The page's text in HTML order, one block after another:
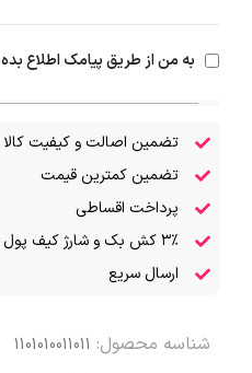
به من از طریق پیامک اطلاع بده
تضمین اصالت و کیفیت کالا
تضمین کمترین قیمت
پرداخت اقساطی
۳٪ کش بک و شارژ کیف پول
ارسال سریع
شناسه محصول: 1101010011011